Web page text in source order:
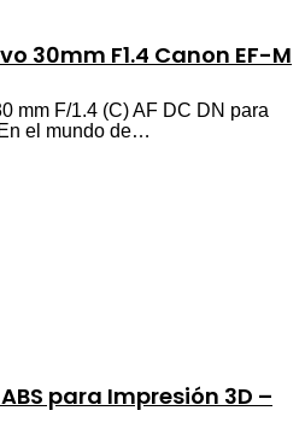
30mm F1.4 Canon EF-M
mm F/1.4 (C) AF DC DN para
el mundo de…
para Impresión 3D –